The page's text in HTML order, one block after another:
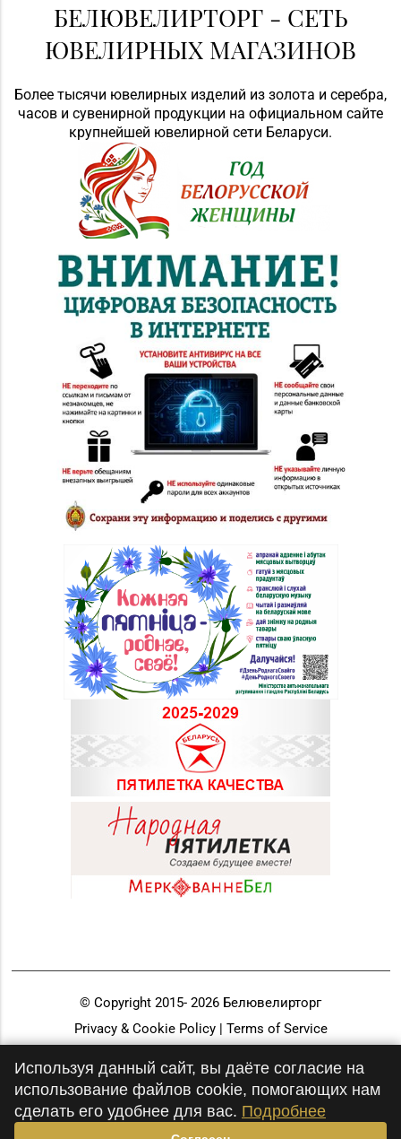
БЕЛЮВЕЛИРТОРГ - СЕТЬ
ЮВЕЛИРНЫХ МАГАЗИНОВ
Более тысячи ювелирных изделий из золота и серебра,
часов и сувенирной продукции на официальном сайте
крупнейшей ювелирной сети Беларуси.
© Copyright 2015- 2026 Белювелирторг
Privacy & Cookie Policy | Terms of Service
Используя данный сайт, вы даёте согласие на
использование файлов cookie, помогающих нам
сделать его удобнее для вас. Подробнее